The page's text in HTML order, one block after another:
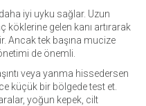
iyi uyku sağlar. Uzun
gelen kanı artırarak
Ancak tek başına mucize
de önemli.
veya yanma hissedersen
küçük bir bölgede test et.
yoğun kepek, cilt